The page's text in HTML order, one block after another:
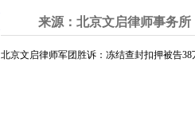
来源：北京文启律师事务
北京文启律师军团胜诉：冻结查封扣押被告38